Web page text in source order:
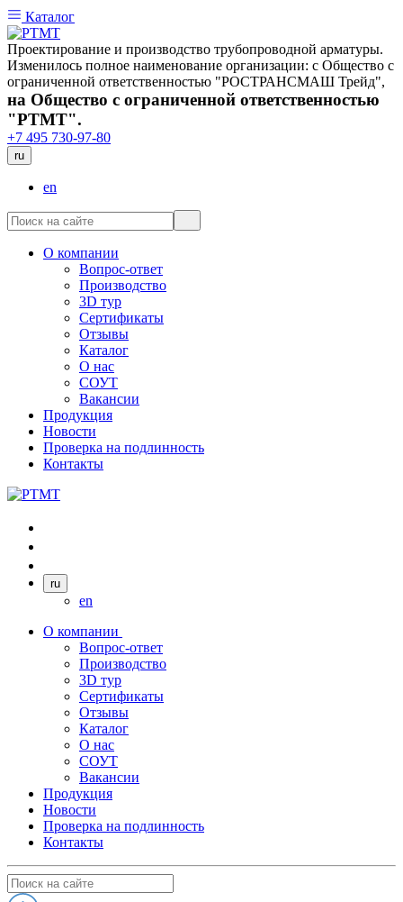
Каталог
Проектирование и производство трубопроводной арматуры.
Изменилось полное наименование организации: с Общество с
ограниченной ответственностью "РОСТРАНСМАШ Трейд",
на Общество с ограниченной ответственностью
"РТМТ".
+7 495 730-97-80
ru
en
О компании
Вопрос-ответ
Производство
3D тур
Сертификаты
Отзывы
Каталог
О нас
СОУТ
Вакансии
Продукция
Новости
Проверка на подлинность
Контакты
ru
en
О компании
Вопрос-ответ
Производство
3D тур
Сертификаты
Отзывы
Каталог
О нас
СОУТ
Вакансии
Продукция
Новости
Проверка на подлинность
Контакты